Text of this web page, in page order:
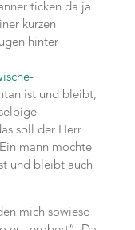
ticken da ja
kurzen
hinter
ist und bleibt,
soll der Herr
mann mochte
und bleibt auch
mich sowieso